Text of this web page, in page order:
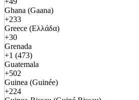
Ghana (Gaana)
+233
Greece (Ελλάδα)
+30
Grenada
+1 (473)
Guatemala
+502
Guinea (Guinée)
+224